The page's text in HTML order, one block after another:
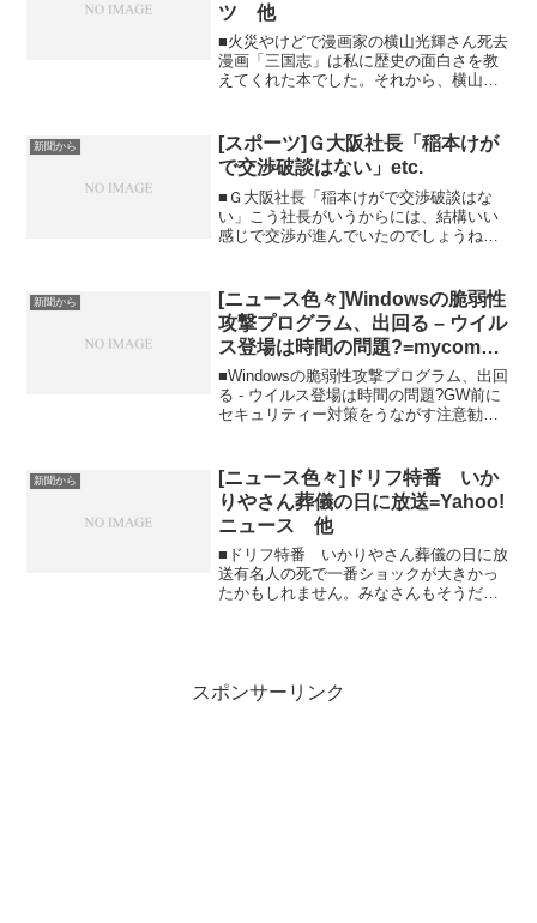
ツ 他
■火災やけどで漫画家の横山光輝さん死去
漫画「三国志」は私に歴史の面白さを教
えてくれた本でした。それから、横山さ
新聞から
[スポーツ]Ｇ大阪社長「稲本けが
で交渉破談はない」etc.
■Ｇ大阪社長「稲本けがで交渉破談はな
い」こう社長がいうからには、結構いい
感じで交渉が進んでいたのでしょうね。
新聞から
[ニュース色々]Windowsの脆弱性
攻撃プログラム、出回る – ウイル
ス登場は時間の問題?=mycom
他
■Windowsの脆弱性攻撃プログラム、出回
る - ウイルス登場は時間の問題?GW前に
セキュリティー対策をうながす注意勧告
新聞から
[ニュース色々]ドリフ特番 いか
りやさん葬儀の日に放送=Yahoo!
ニュース 他
■ドリフ特番 いかりやさん葬儀の日に放
送有名人の死で一番ショックが大きかっ
たかもしれません。みなさんもそうだと
スポンサーリンク